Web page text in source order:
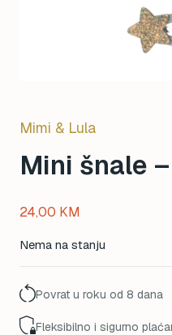
Mimi & Lula
Mini šnale
24,00 KM
Nema na stanju
Povrat u roku od 8 dana
Fleksibilno i sigurno